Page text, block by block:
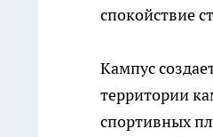
спокойствие
Кампус
территории
спортивных